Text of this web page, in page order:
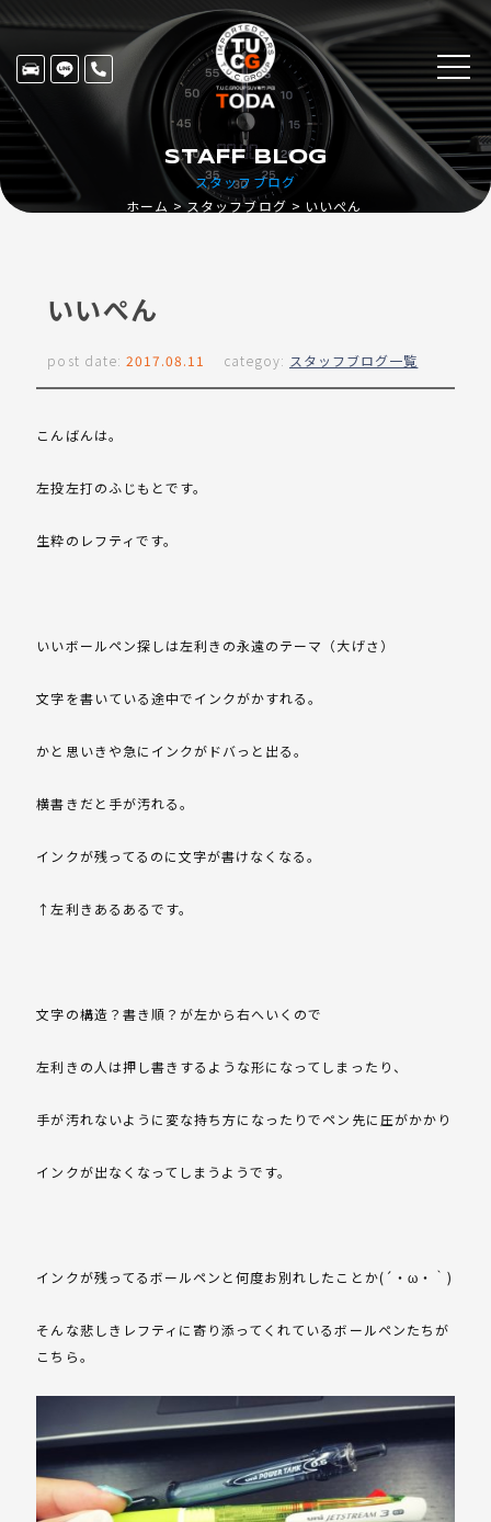
スタッフブログ
STAFF BLOG
ホーム スタッフブログ いいぺん
いいぺん
post date: 2017.08.11 categoy: スタッフブログ一覧
こんばんは。
左投左打のふじもとです。
生粋のレフティです。
いいボールペン探しは左利きの永遠のテーマ（大げさ）
文字を書いている途中でインクがかすれる。
かと思いきや急にインクがドバっと出る。
横書きだと手が汚れる。
インクが残ってるのに文字が書けなくなる。
↑左利きあるあるです。
文字の構造？書き順？が左から右へいくので
左利きの人は押し書きするような形になってしまったり、
手が汚れないように変な持ち方になったりでペン先に圧がかかり
インクが出なくなってしまうようです。
インクが残ってるボールペンと何度お別れしたことか(´・ω・｀)
そんな悲しきレフティに寄り添ってくれているボールペンたちが
こちら。